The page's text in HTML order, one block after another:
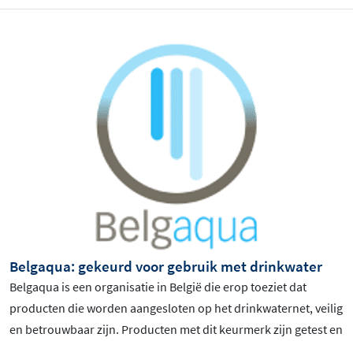
Belgaqua: gekeurd voor gebruik met drinkwater
Belgaqua is een organisatie in België die erop toeziet dat
producten die worden aangesloten op het drinkwaternet, veilig
en betrouwbaar zijn. Producten met dit keurmerk zijn getest en